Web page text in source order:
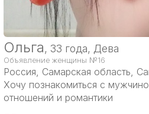
Ольга, 33 года, Дева
Объявление женщины №16
Россия, Самарская область,
Хочу познакомиться с
отношений и романтики